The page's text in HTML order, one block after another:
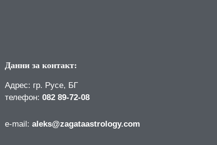
Данни за контакт:
Адрес: гр. Русе, БГ
телефон: 082 89-72-08
е-mail: aleks@zagataastrology.com